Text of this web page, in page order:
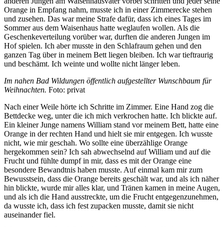
Orange in Empfang nahm, musste ich in einer Zimmerecke stehen
und zusehen. Das war meine Strafe dafür, dass ich eines Tages im
Sommer aus dem Waisenhaus hatte weglaufen wollen. Als die
Geschenkeverteilung vorüber war, durften die anderen Jungen im
Hof spielen. Ich aber musste in den Schlafraum gehen und den
ganzen Tag über in meinem Bett liegen bleiben. Ich war tieftraurig
und beschämt. Ich weinte und wollte nicht länger leben.
Im nahen Bad Wildungen öffentlich aufgestellter Wunschbaum für
Weihnachten. Foto: privat
Nach einer Weile hörte ich Schritte im Zimmer. Eine Hand zog die
Bettdecke weg, unter die ich mich verkrochen hatte. Ich blickte auf.
Ein kleiner Junge namens William stand vor meinem Bett, hatte eine
Orange in der rechten Hand und hielt sie mir entgegen. Ich wusste
nicht, wie mir geschah. Wo sollte eine überzählige Orange
hergekommen sein? Ich sah abwechselnd auf William und auf die
Frucht und fühlte dumpf in mir, dass es mit der Orange eine
besondere Bewandtnis haben musste. Auf einmal kam mir zum
Bewusstsein, dass die Orange bereits geschält war, und als ich näher
hin blickte, wurde mir alles klar, und Tränen kamen in meine Augen,
und als ich die Hand ausstreckte, um die Frucht entgegenzu­nehmen,
da wusste ich, dass ich fest zupacken musste, damit sie nicht
auseinander fiel.